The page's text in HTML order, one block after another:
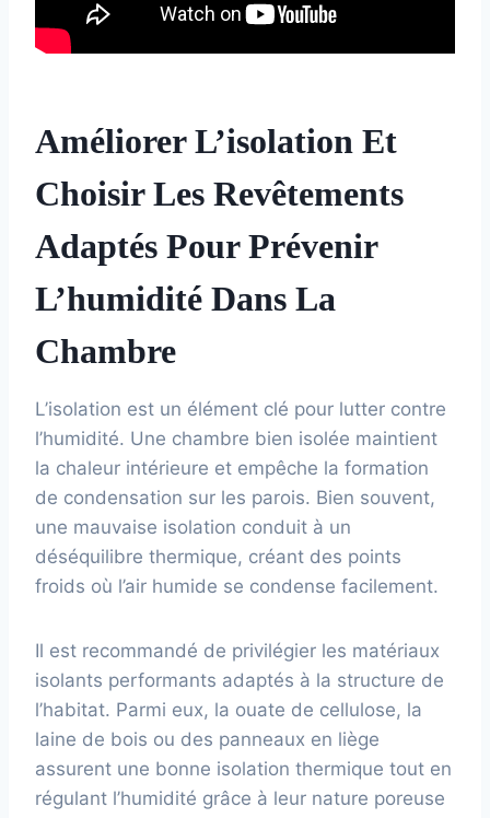
Améliorer L’isolation Et
Choisir Les Revêtements
Adaptés Pour Prévenir
L’humidité Dans La
Chambre
L’isolation est un élément clé pour lutter contre
l’humidité. Une chambre bien isolée maintient
la chaleur intérieure et empêche la formation
de condensation sur les parois. Bien souvent,
une mauvaise isolation conduit à un
déséquilibre thermique, créant des points
froids où l’air humide se condense facilement.
Il est recommandé de privilégier les matériaux
isolants performants adaptés à la structure de
l’habitat. Parmi eux, la ouate de cellulose, la
laine de bois ou des panneaux en liège
assurent une bonne isolation thermique tout en
régulant l’humidité grâce à leur nature poreuse